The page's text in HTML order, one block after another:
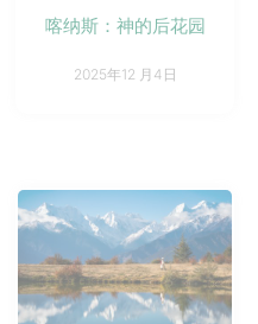
喀纳斯：神的后花园
2025年12 月4日